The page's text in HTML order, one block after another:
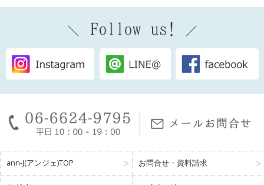
ann-J(アンジェ)TOP お問合せ・資料請求